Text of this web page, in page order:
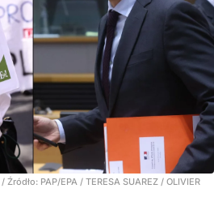
/ Źródło: PAP/EPA / TERESA SUAREZ / OLIVIER